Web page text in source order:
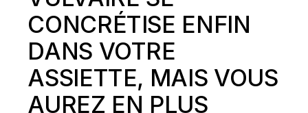
CONCRÉTISE ENFIN
DANS VOTRE
ASSIETTE, MAIS VOUS
AUREZ EN PLUS